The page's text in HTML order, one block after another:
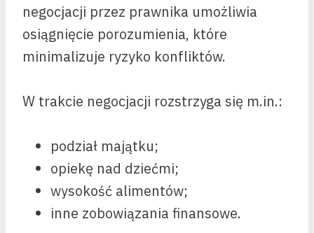
negocjacji przez prawnika umożliwia
osiągnięcie porozumienia, które
minimalizuje ryzyko konfliktów.
W trakcie negocjacji rozstrzyga się m.in.:
podział majątku;
opiekę nad dziećmi;
wysokość alimentów;
inne zobowiązania finansowe.